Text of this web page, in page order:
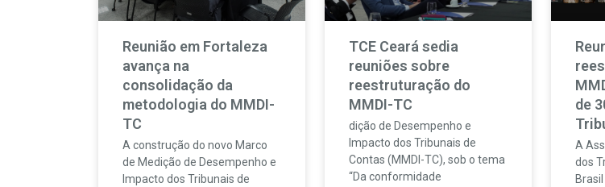
Reunião em Fortaleza
avança na
consolidação da
metodologia do MMDI-
TC
A construção do novo Marco
de Medição de Desempenho e
Impacto dos Tribunais de
TCE Ceará sedia
reuniões sobre
reestruturação do
MMDI-TC
dição de Desempenho e
Impacto dos Tribunais de
Contas (MMDI-TC), sob o tema
“Da conformidade
de
A
dos